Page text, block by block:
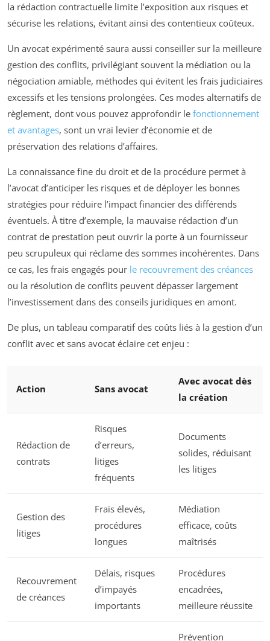
la rédaction contractuelle limite l’exposition aux risques et
sécurise les relations, évitant ainsi des contentieux coûteux.
Un avocat expérimenté saura aussi conseiller sur la meilleure
gestion des conflits, privilégiant souvent la médiation ou la
négociation amiable, méthodes qui évitent les frais judiciaires
excessifs et les tensions prolongées. Ces modes alternatifs de
règlement, dont vous pouvez approfondir le fonctionnement
et avantages, sont un vrai levier d’économie et de
préservation des relations d’affaires.
La connaissance fine du droit et de la procédure permet à
l’avocat d’anticiper les risques et de déployer les bonnes
stratégies pour réduire l’impact financier des différends
éventuels. À titre d’exemple, la mauvaise rédaction d’un
contrat de prestation peut ouvrir la porte à un fournisseur
peu scrupuleux qui réclame des sommes incohérentes. Dans
ce cas, les frais engagés pour le recouvrement des créances
ou la résolution de conflits peuvent dépasser largement
l’investissement dans des conseils juridiques en amont.
De plus, un tableau comparatif des coûts liés à la gestion d’un
conflit avec et sans avocat éclaire cet enjeu :
Action Sans avocat
Avec avocat dès
la création
Rédaction de
contrats
Risques
d’erreurs,
litiges
fréquents
Documents
solides, réduisant
les litiges
Gestion des
litiges
Frais élevés,
procédures
longues
Médiation
efficace, coûts
maîtrisés
Recouvrement
de créances
Délais, risques
d’impayés
importants
Procédures
encadrées,
meilleure réussite
Prévention